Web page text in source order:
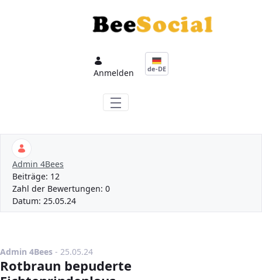
Anmelden de-DE
Admin 4Bees
Beiträge: 12
Zahl der Bewertungen: 0
Datum: 25.05.24
Admin 4Bees - Publikationsdatum
25.05.24
Rotbraun bepuderte